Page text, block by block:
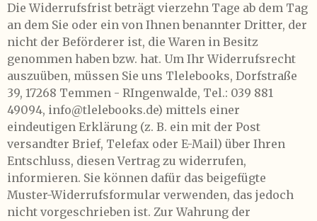
Die Widerrufsfrist beträgt vierzehn Tage ab dem Tag
an dem Sie oder ein von Ihnen benannter Dritter, der
nicht der Beförderer ist, die Waren in Besitz
genommen haben bzw. hat. Um Ihr Widerrufsrecht
auszuüben, müssen Sie uns Tlelebooks, Dorfstraße
39, 17268 Temmen - RIngenwalde, Tel.: 039 881
49094, info@tlelebooks.de) mittels einer
eindeutigen Erklärung (z. B. ein mit der Post
versandter Brief, Telefax oder E-Mail) über Ihren
Entschluss, diesen Vertrag zu widerrufen,
informieren. Sie können dafür das beigefügte
Muster-Widerrufsformular verwenden, das jedoch
nicht vorgeschrieben ist. Zur Wahrung der